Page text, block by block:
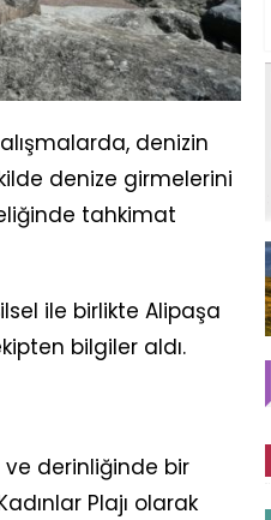
denizin
denize girmelerini
tahkimat
ile birlikte Alipaşa
bilgiler aldı.
ve derinliğinde bir
Plajı olarak